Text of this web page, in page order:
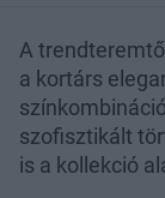
A
a kortárs
szofisztikált
is a kollekció